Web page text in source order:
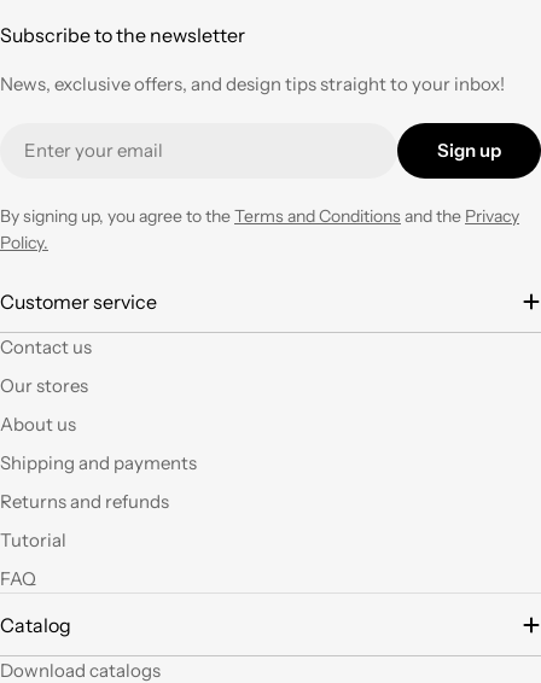
velocità nell'evasione
prezzo corretto !
Tornerò su questo
ne avrò necessità con
visitare il nuovo
Subscribe to the newsletter
News, exclusive offers, and design tips straight to your inbox!
Sign up
By signing up, you agree to theTerms and Conditions and the Privacy
Policy.
Customer service
Contact us
Our stores
About us
Shipping and payments
Returns and refunds
Tutorial
FAQ
Catalog
Download catalogs